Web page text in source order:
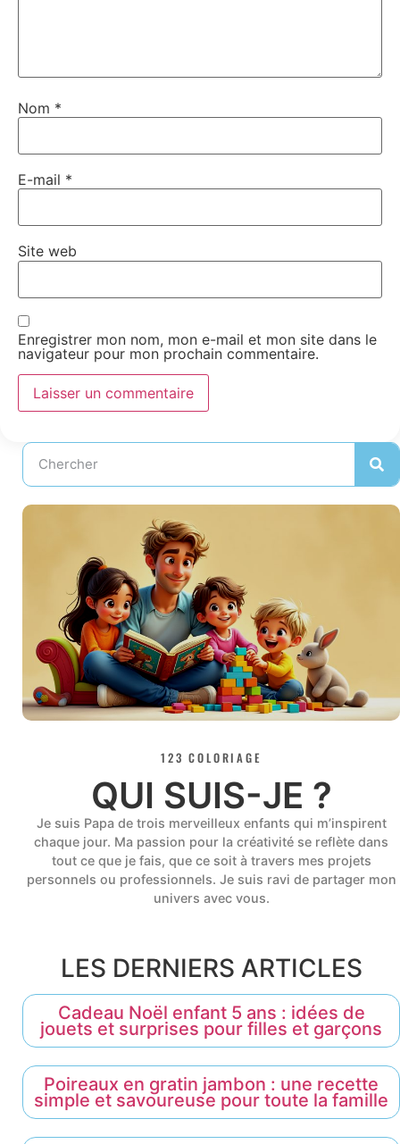
Nom *
E-mail *
Site web
Enregistrer mon nom, mon e-mail et mon site dans le
navigateur pour mon prochain commentaire.
123 COLORIAGE
QUI SUIS-JE ?
Je suis Papa de trois merveilleux enfants qui m’inspirent
chaque jour. Ma passion pour la créativité se reflète dans
tout ce que je fais, que ce soit à travers mes projets
personnels ou professionnels. Je suis ravi de partager mon
univers avec vous.
LES DERNIERS ARTICLES
Cadeau Noël enfant 5 ans : idées de
jouets et surprises pour filles et garçons
Poireaux en gratin jambon : une recette
simple et savoureuse pour toute la famille